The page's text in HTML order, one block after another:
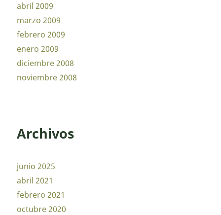
abril 2009
marzo 2009
febrero 2009
enero 2009
diciembre 2008
noviembre 2008
Archivos
junio 2025
abril 2021
febrero 2021
octubre 2020